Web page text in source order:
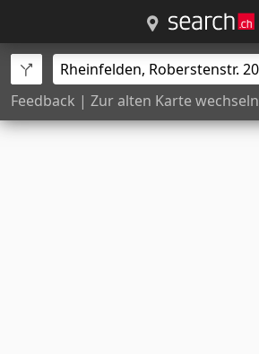
Feedback | Zur alten Karte wechseln